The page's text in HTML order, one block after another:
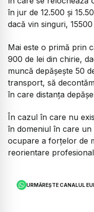
în jur de 12.500 și
dacă vin singuri,
Mai este o primă prin
900 de lei din chirie,
muncă depășește 50
transport, să
în care distanța
În cazul în care nu
în domeniul în care un
ocupare a forțelor de
reorientare
URMĂREȘTE CANALUL